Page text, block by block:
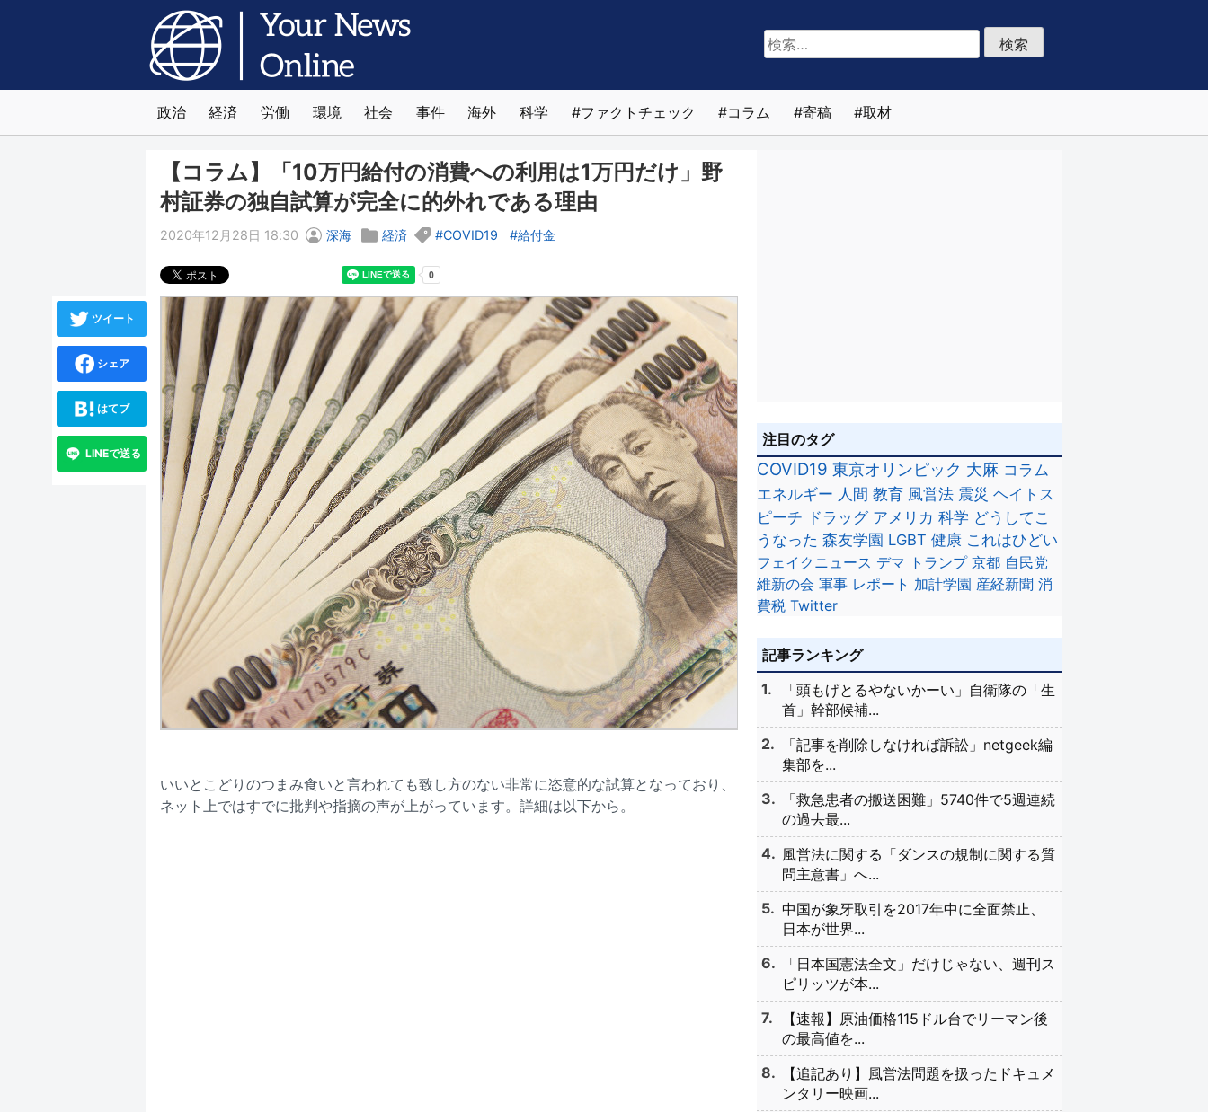
検
索:
政治 経済 労働 環境 社会 事件 海外 科学 ファクトチェック コラム 寄稿 取材
【コラム】「10万円給付の消費への利用は1万円だけ」野
村証券の独自試算が完全に的外れである理由
2020年12月28日 18:30 深海 経済 COVID19 給付金
いいとこどりのつまみ食いと言われても致し方のない非常に恣意的な試算となっており、
ネット上ではすでに批判や指摘の声が上がっています。詳細は以下から。
ツイート
シェア
はてブ
LINEで送る
注目のタグ
COVID19 東京オリンピック 大麻 コラム
エネルギー 人間 教育 風営法 震災 ヘイトス
ピーチ ドラッグ アメリカ 科学 どうしてこ
うなった 森友学園 LGBT 健康 これはひどい
フェイクニュース デマ トランプ 京都 自民党
維新の会 軍事 レポート 加計学園 産経新聞 消
費税 Twitter
記事ランキング
「頭もげとるやないかーい」自衛隊の「生
首」幹部候補...
「記事を削除しなければ訴訟」netgeek編
集部を...
「救急患者の搬送困難」5740件で5週連続
の過去最...
風営法に関する「ダンスの規制に関する質
問主意書」へ...
中国が象牙取引を2017年中に全面禁止、
日本が世界...
「日本国憲法全文」だけじゃない、週刊ス
ピリッツが本...
【速報】原油価格115ドル台でリーマン後
の最高値を...
【追記あり】風営法問題を扱ったドキュメ
ンタリー映画...